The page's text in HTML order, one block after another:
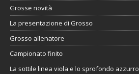
Grosse novità
La presentazione di Grosso
Grosso allenatore
Campionato finito
La sottile linea viola e lo sprofondo azzurro